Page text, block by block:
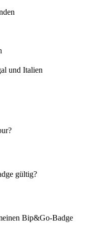
und Italien
gültig?
Bip&Go-Badge